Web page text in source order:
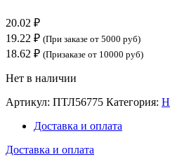
20.02 ₽
19.22 ₽ (При заказе от 5000 руб)
18.62 ₽ (Призаказе от 10000 руб)
Нет в наличии
Артикул: ПТЛ56775 Категория:
Доставка и оплата
Доставка и оплата